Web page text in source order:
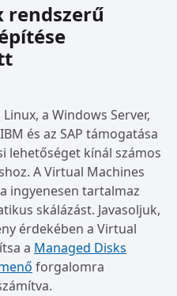
rendszerű
a Windows Server,
és az SAP támogatása
lehetőséget kínál számos
A Virtual Machines
ingyenesen tartalmaz
skálázást. Javasoljuk,
érdekében a Virtual
a Managed Disks
forgalomra